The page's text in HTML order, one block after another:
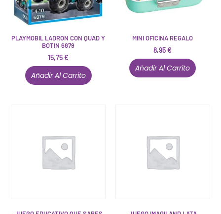
PLAYMOBIL LADRON CON QUAD Y
BOTIN 6879
15,75€
Añadir Al Carrito
MINI OFICINA REGALO
8,95€
Añadir Al Carrito